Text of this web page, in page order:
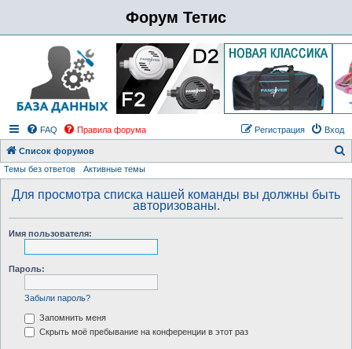
Форум Тетис
FAQ Правила форума Вход
Регистрация
Список форумов
Темы без ответов Активные темы
Для просмотра списка нашей команды вы должны быть
авторизованы.
Имя пользователя:
Пароль:
Забыли пароль?
Запомнить меня
Скрыть моё пребывание на конференции в этот раз